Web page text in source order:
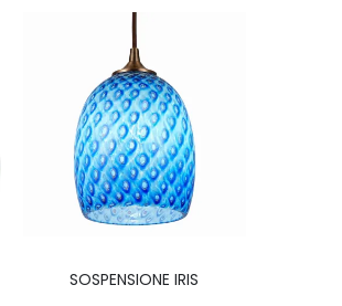
SOSPENSIONE IRIS